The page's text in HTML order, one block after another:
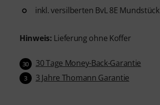
inkl. versilberten BvL 8E Mundstück
Hinweis: Lieferung ohne Koffer
30 30 Tage Money-Back-Garantie
3 3 Jahre Thomann Garantie